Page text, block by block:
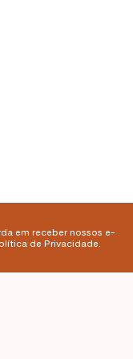
em receber nossos e-
de Privacidade.